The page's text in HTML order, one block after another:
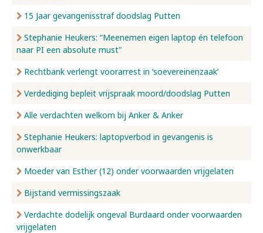
15 Jaar gevangenisstraf doodslag Putten
Stephanie Heukers: “Meenemen eigen laptop én telefoon
naar PI een absolute must"
Rechtbank verlengt voorarrest in ‘soevereinenzaak’
Verdediging bepleit vrijspraak moord/doodslag Putten
Alle verdachten welkom bij Anker & Anker
Stephanie Heukers: laptopverbod in gevangenis is
onwerkbaar
Moeder van Esther (12) onder voorwaarden vrijgelaten
Bijstand vermissingszaak
Verdachte dodelijk ongeval Burdaard onder voorwaarden
vrijgelaten